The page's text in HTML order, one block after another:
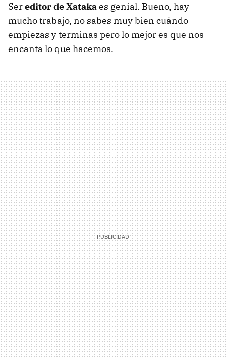
Sereditor de Xatakaes genial. Bueno, hay
mucho trabajo, no sabes muy bien cuándo
empiezas y terminas pero lo mejor es que nos
encanta lo que hacemos.